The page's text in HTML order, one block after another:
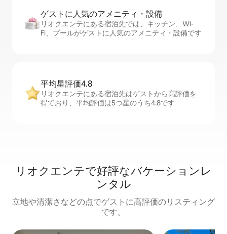
ゲストに人⁠気⁠のア⁠メ⁠ニ⁠テ⁠ィ・設⁠備
リオクエンテにある宿泊先では、キッチン、Wi-
Fi、プールがゲストに人気のアメニティ・設備です
平均星評価4.8
リオクエンテにある宿泊先はゲストから高評価を
得ており、平均評価は5つ星のうち4.8です
リオクエンテで好評なバケーションレ
ンタル
立地や清潔さなどの点でゲストに高評価のリスティング
です。